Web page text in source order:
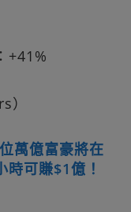
+41%
）
萬億富豪將在
可賺$1億！